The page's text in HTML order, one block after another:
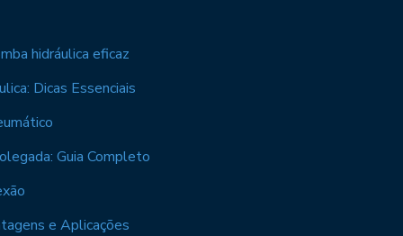
hidráulica eficaz
Dicas Essenciais
Guia Completo
e Aplicações